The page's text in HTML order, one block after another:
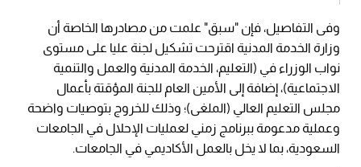
وفى التفاصيل، فإن "سبق" علمت من مصادرها الخاصة أن
وزارة الخدمة المدنية اقترحت تشكيل لجنة عليا على مستوى
نواب الوزراء في (التعليم، الخدمة المدنية والعمل والتنمية
الاجتماعية)، إضافة إلى الأمين العام للجنة المؤقتة بأعمال
مجلس التعليم العالي (الملغى)؛ وذلك للخروج بتوصيات واضحة
وعملية مدعومة ببرنامج زمني لعمليات الإحلال في الجامعات
السعودية، بما لا يخل بالعمل الأكاديمي في الجامعات.